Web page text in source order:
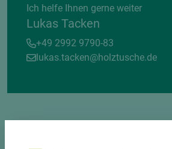
Ich helfe Ihnen gerne weiter
Lukas Tacken
+49 2992 9790-83
lukas.tacken@holztusche.de